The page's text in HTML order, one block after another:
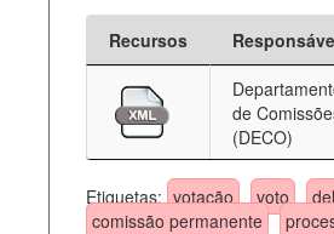
Recursos
de
(DECO)
Etiquetas: votação voto
comissão permanente